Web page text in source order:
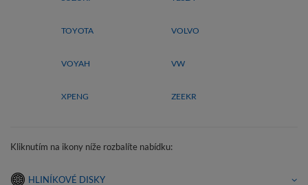
TOYOTA VOLVO
VOYAH VW
XPENG ZEEKR
Kliknutím na ikony níže rozbalíte nabídku:
HLINÍKOVÉ DISKY